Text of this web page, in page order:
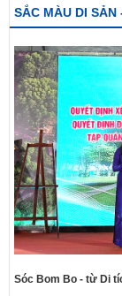
SẮC MÀU DI SẢN
Sóc Bom Bo - từ Di